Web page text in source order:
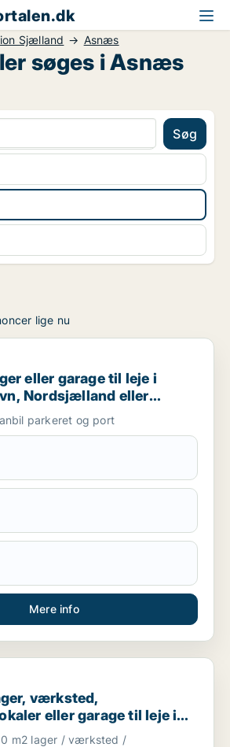
Sjælland Asnæs
søges i Asnæs
Søg
lige nu
garage til leje i Storkøbenhavn,
eller garage til leje i
Nordsjælland eller
parkeret og port
Mere info
værksted, produktionslokaler eller garage
værksted,
eller garage til leje i
m2 lager / værksted /